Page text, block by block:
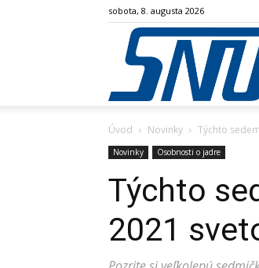
sobota, 8. augusta 2026
Úvod Novinky Týchto
Novinky Osobnosti o jadre
Týchto
2021